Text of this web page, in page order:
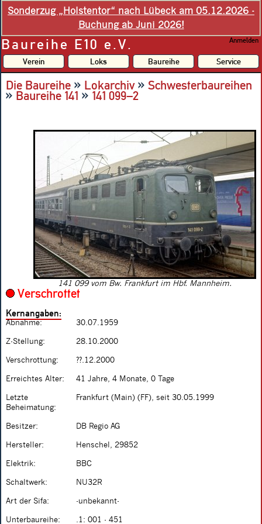
Sonderzug „Holstentor“ nach Lübeck am 05.12.2026 -
Buchung ab Juni 2026!
Baureihe E10 e.V. Anmelden
Verein Loks Baureihe Service
Die Baureihe » Lokarchiv» Schwesterbaureihen
»Baureihe 141 »141 099–2
141 099 vom Bw. Frankfurt im Hbf. Mannheim.
Verschrottet
Kernangaben:
Abnahme: 30.07.1959
Z-Stellung: 28.10.2000
Verschrottung: ??.12.2000
Erreichtes Alter: 41 Jahre, 4 Monate, 0 Tage
Letzte
Beheimatung:
Frankfurt (Main) (FF), seit 30.05.1999
Besitzer: DB Regio AG
Hersteller: Henschel, 29852
Elektrik: BBC
Schaltwerk: NU32R
Art der Sifa: -unbekannt-
Unterbaureihe: .1: 001 - 451